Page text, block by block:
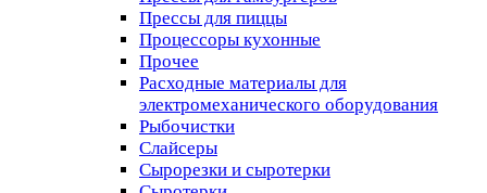
Прессы для пиццы
Процессоры кухонные
Прочее
Расходные материалы для
электромеханического оборудования
Рыбочистки
Слайсеры
Сырорезки и сыротерки